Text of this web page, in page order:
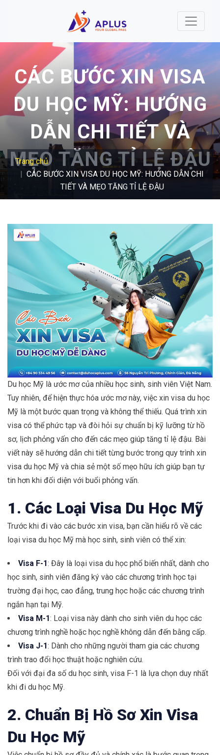
CÁC BƯỚC XIN VISA
DU HỌC MỸ: HƯỚNG
DẪN CHI TIẾT VÀ
MẸO TĂNG TỈ LỆ ĐẬU
Trang chủ
CÁC BƯỚC XIN VISA DU HỌC MỸ: HƯỚNG DẪN CHI
TIẾT VÀ MẸO TĂNG TỈ LỆ ĐẬU
Du học Mỹ là ước mơ của nhiều học sinh, sinh viên Việt Nam.
Tuy nhiên, để hiện thực hóa ước mơ này, việc xin visa du học
Mỹ là một bước quan trọng và không thể thiếu. Quá trình xin
visa có thể phức tạp và đòi hỏi sự chuẩn bị kỹ lưỡng từ hồ
sơ, lịch phỏng vấn cho đến các mẹo giúp tăng tỉ lệ đậu. Bài
viết này sẽ hướng dẫn chi tiết từng bước trong quy trình xin
visa du học Mỹ và chia sẻ một số mẹo hữu ích giúp bạn tự
tin hơn khi đối diện với buổi phỏng vấn.
1. Các Loại Visa Du Học Mỹ
Trước khi đi vào các bước xin visa, bạn cần hiểu rõ về các
loại visa du học Mỹ mà học sinh, sinh viên có thể xin:
Visa F-1: Đây là loại visa du học phổ biến nhất, dành cho
học sinh, sinh viên đăng ký vào các chương trình học tại
trường đại học, cao đẳng, trung học hoặc các chương trình
ngắn hạn tại Mỹ.
Visa M-1: Loại visa này dành cho sinh viên du học các
chương trình nghề hoặc học nghề không dẫn đến bằng cấp.
Visa J-1: Dành cho những người tham gia các chương
trình trao đổi học thuật hoặc nghiên cứu.
Đối với đại đa số du học sinh, visa F-1 là lựa chọn duy nhất
khi đi du học Mỹ.
2. Chuẩn Bị Hồ Sơ Xin Visa
Du Học Mỹ